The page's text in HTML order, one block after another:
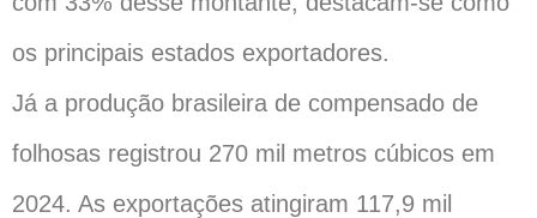
os principais estados exportadores.
Já a produção brasileira de compensado de
folhosas registrou 270 mil metros cúbicos em
2024. As exportações atingiram 117,9 mil